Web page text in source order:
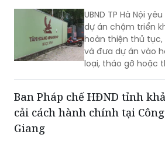
UBND TP Hà Nội
dự án chậm triển
hoàn thiện thủ
và đưa dự án vào
loại, tháo gỡ hoặc
dư địa phát triển
Ban Pháp chế HĐND tỉnh
cải cách hành chính tại
Giang